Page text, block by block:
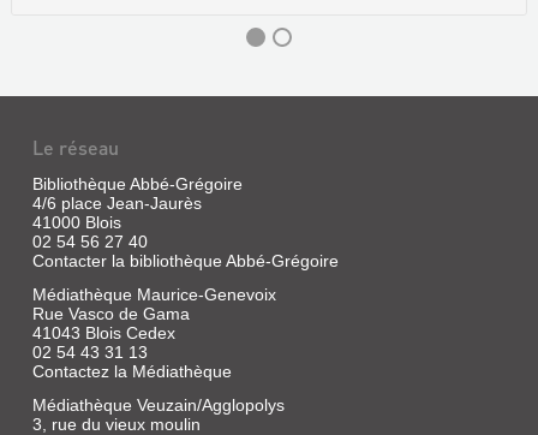
LE
FOLKLORE
LA
Le réseau
Bibliothèque Abbé-Grégoire
4/6 place Jean-Jaurès
41000 Blois
02 54 56 27 40
Contacter la bibliothèque Abbé-Grégoire
Médiathèque Maurice-Genevoix
Rue Vasco de Gama
41043 Blois Cedex
02 54 43 31 13
Contactez la Médiathèque
Médiathèque Veuzain/Agglopolys
3, rue du vieux moulin